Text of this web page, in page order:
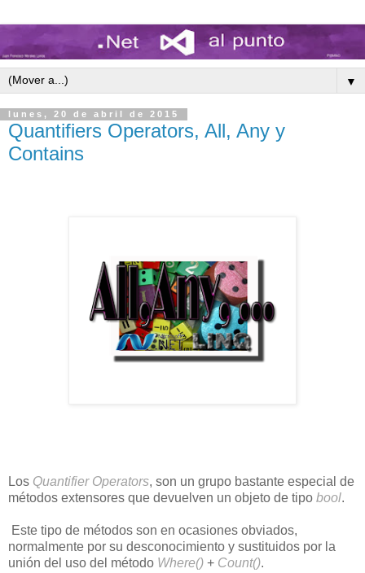
▼
lunes, 20 de abril de 2015
Quantifiers Operators, All, Any y
Contains
Los Quantifier Operators, son un grupo bastante especial de
métodos extensores que devuelven un objeto de tipo bool.
Este tipo de métodos son en ocasiones obviados,
normalmente por su desconocimiento y sustituidos por la
unión del uso del método Where() + Count().